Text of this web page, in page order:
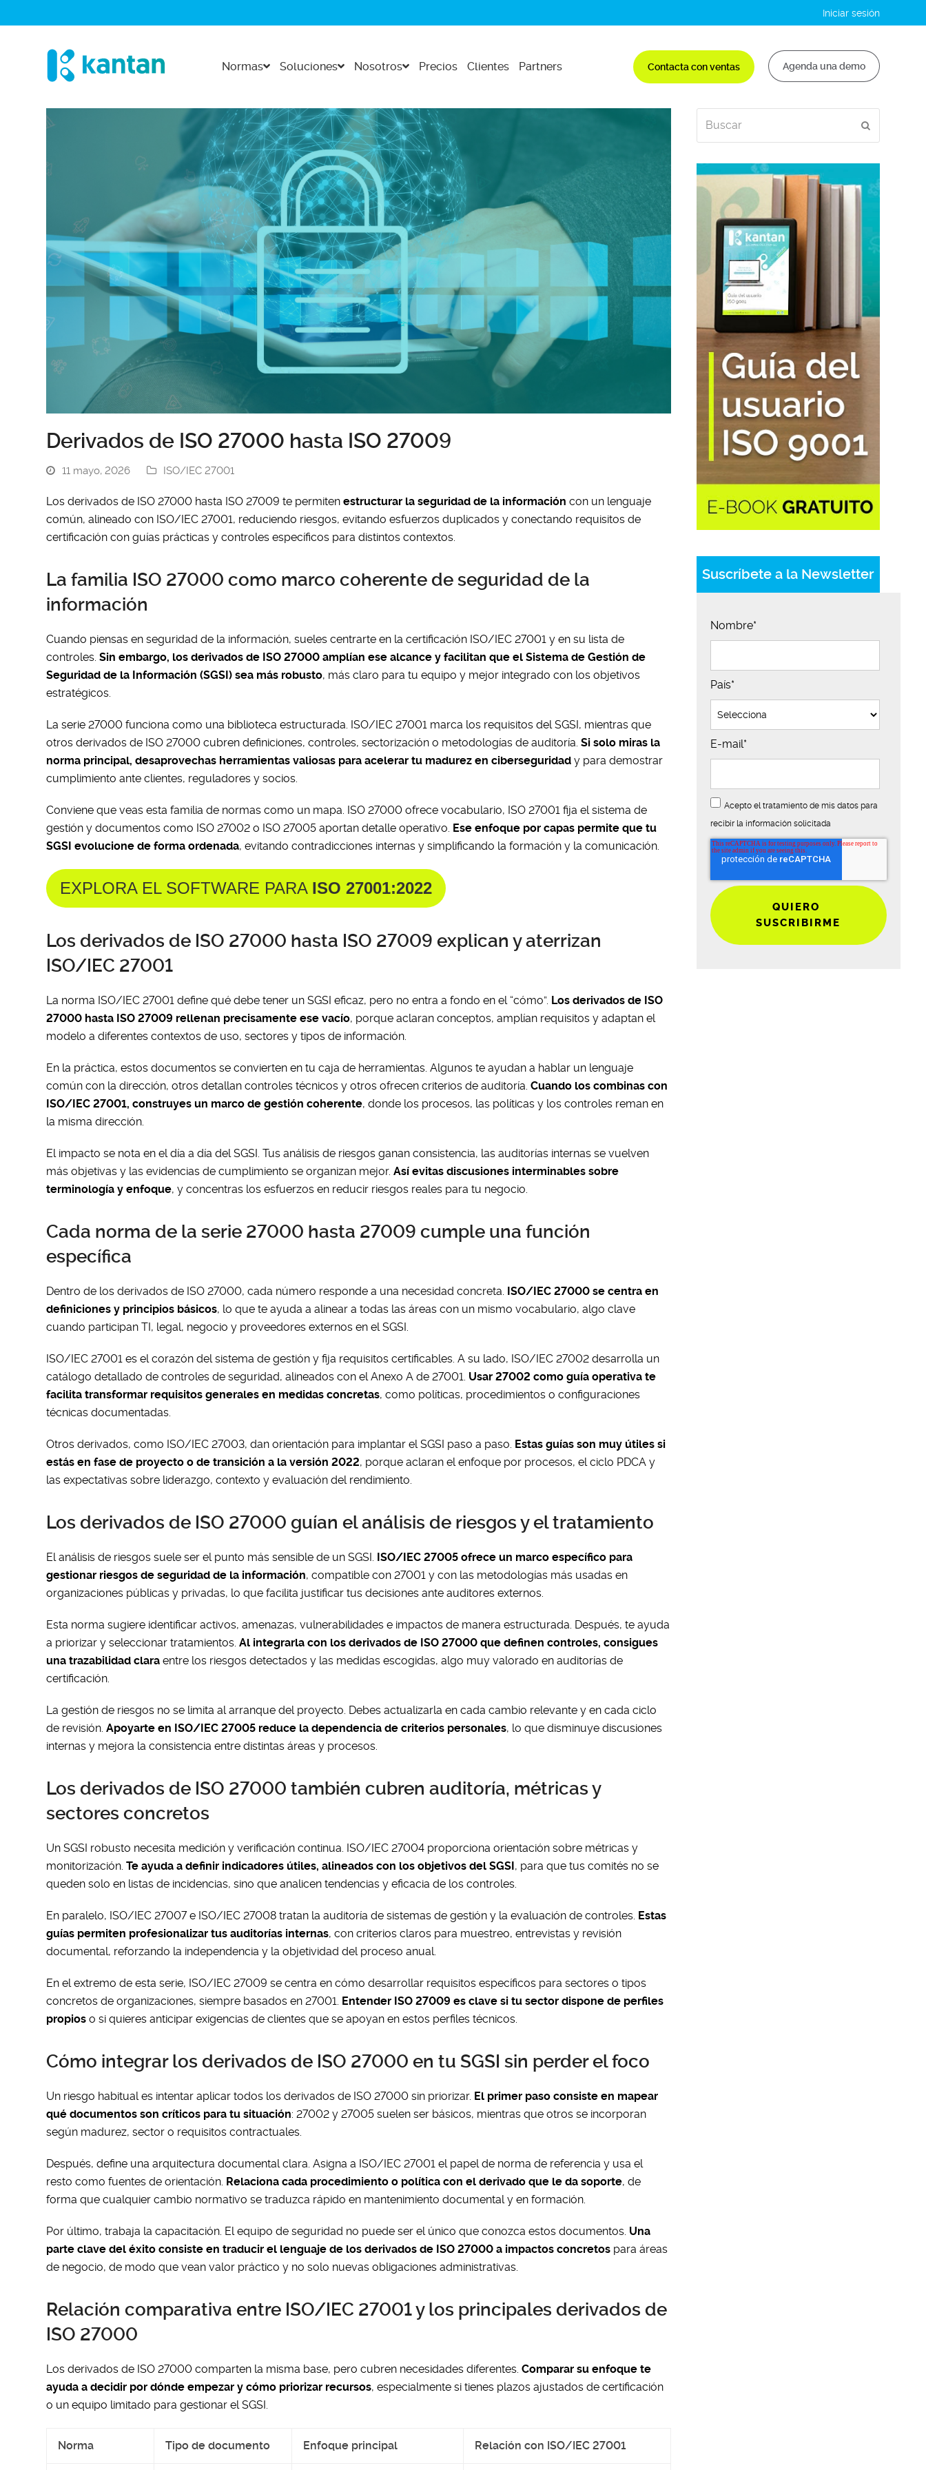
Iniciar sesión
Normas Soluciones Nosotros Precios Clientes Partners Contacta con ventas Agenda una demo
Derivados de ISO 27000 hasta ISO 27009
11 mayo, 2026 ISO/IEC 27001
Los derivados de ISO 27000 hasta ISO 27009 te permiten estructurar la seguridad de la información con un lenguaje
común, alineado con ISO/IEC 27001, reduciendo riesgos, evitando esfuerzos duplicados y conectando requisitos de
certificación con guías prácticas y controles específicos para distintos contextos.
La familia ISO 27000 como marco coherente de seguridad de la
información
Cuando piensas en seguridad de la información, sueles centrarte en la certificación ISO/IEC 27001 y en su lista de
controles.Sin embargo, los derivados de ISO 27000 amplían ese alcance y facilitan que el Sistema de Gestión de
Seguridad de la Información (SGSI) sea más robusto, más claro para tu equipo y mejor integrado con los objetivos
estratégicos.
La serie 27000 funciona como una biblioteca estructurada. ISO/IEC 27001 marca los requisitos del SGSI, mientras que
otros derivados de ISO 27000 cubren definiciones, controles, sectorización o metodologías de auditoría.Si solo miras la
norma principal, desaprovechas herramientas valiosas para acelerar tu madurez en ciberseguridad y para demostrar
cumplimiento ante clientes, reguladores y socios.
Conviene que veas esta familia de normas como un mapa. ISO 27000 ofrece vocabulario, ISO 27001 fija el sistema de
gestión y documentos como ISO 27002 o ISO 27005 aportan detalle operativo. Ese enfoque por capas permite que tu
SGSI evolucione de forma ordenada, evitando contradicciones internas y simplificando la formación y la comunicación.
EXPLORA EL SOFTWARE PARA ISO 27001:2022
Los derivados de ISO 27000 hasta ISO 27009 explican y aterrizan
ISO/IEC 27001
La norma ISO/IEC 27001 define qué debe tener un SGSI eficaz, pero no entra a fondo en el “cómo”. Los derivados de ISO
27000 hasta ISO 27009 rellenan precisamente ese vacío, porque aclaran conceptos, amplían requisitos y adaptan el
modelo a diferentes contextos de uso, sectores y tipos de información.
En la práctica, estos documentos se convierten en tu caja de herramientas. Algunos te ayudan a hablar un lenguaje
común con la dirección, otros detallan controles técnicos y otros ofrecen criterios de auditoría.Cuando los combinas con
ISO/IEC 27001, construyes un marco de gestión coherente, donde los procesos, las políticas y los controles reman en
la misma dirección.
El impacto se nota en el día a día del SGSI. Tus análisis de riesgos ganan consistencia, las auditorías internas se vuelven
más objetivas y las evidencias de cumplimiento se organizan mejor.Así evitas discusiones interminables sobre
terminología y enfoque, y concentras los esfuerzos en reducir riesgos reales para tu negocio.
Cada norma de la serie 27000 hasta 27009 cumple una función
específica
Dentro de los derivados de ISO 27000, cada número responde a una necesidad concreta. ISO/IEC 27000 se centra en
definiciones y principios básicos, lo que te ayuda a alinear a todas las áreas con un mismo vocabulario, algo clave
cuando participan TI, legal, negocio y proveedores externos en el SGSI.
ISO/IEC 27001 es el corazón del sistema de gestión y fija requisitos certificables. A su lado, ISO/IEC 27002 desarrolla un
catálogo detallado de controles de seguridad, alineados con el Anexo A de 27001. Usar 27002 como guía operativa te
facilita transformar requisitos generales en medidas concretas, como políticas, procedimientos o configuraciones
técnicas documentadas.
Otros derivados, como ISO/IEC 27003, dan orientación para implantar el SGSI paso a paso. Estas guías son muy útiles si
estás en fase de proyecto o de transición a la versión 2022, porque aclaran el enfoque por procesos, el ciclo PDCA y
las expectativas sobre liderazgo, contexto y evaluación del rendimiento.
Los derivados de ISO 27000 guían el análisis de riesgos y el tratamiento
El análisis de riesgos suele ser el punto más sensible de un SGSI. ISO/IEC 27005 ofrece un marco específico para
gestionar riesgos de seguridad de la información, compatible con 27001 y con las metodologías más usadas en
organizaciones públicas y privadas, lo que facilita justificar tus decisiones ante auditores externos.
Esta norma sugiere identificar activos, amenazas, vulnerabilidades e impactos de manera estructurada. Después, te ayuda
a priorizar y seleccionar tratamientos.Al integrarla con los derivados de ISO 27000 que definen controles, consigues
una trazabilidad clara entre los riesgos detectados y las medidas escogidas, algo muy valorado en auditorías de
certificación.
La gestión de riesgos no se limita al arranque del proyecto. Debes actualizarla en cada cambio relevante y en cada ciclo
de revisión.Apoyarte en ISO/IEC 27005 reduce la dependencia de criterios personales, lo que disminuye discusiones
internas y mejora la consistencia entre distintas áreas y procesos.
Los derivados de ISO 27000 también cubren auditoría, métricas y
sectores concretos
Un SGSI robusto necesita medición y verificación continua. ISO/IEC 27004 proporciona orientación sobre métricas y
monitorización.Te ayuda a definir indicadores útiles, alineados con los objetivos del SGSI, para que tus comités no se
queden solo en listas de incidencias, sino que analicen tendencias y eficacia de los controles.
En paralelo, ISO/IEC 27007 e ISO/IEC 27008 tratan la auditoría de sistemas de gestión y la evaluación de controles. Estas
guías permiten profesionalizar tus auditorías internas, con criterios claros para muestreo, entrevistas y revisión
documental, reforzando la independencia y la objetividad del proceso anual.
En el extremo de esta serie, ISO/IEC 27009 se centra en cómo desarrollar requisitos específicos para sectores o tipos
concretos de organizaciones, siempre basados en 27001. Entender ISO 27009 es clave si tu sector dispone de perfiles
propios o si quieres anticipar exigencias de clientes que se apoyan en estos perfiles técnicos.
Cómo integrar los derivados de ISO 27000 en tu SGSI sin perder el foco
Un riesgo habitual es intentar aplicar todos los derivados de ISO 27000 sin priorizar. El primer paso consiste en mapear
qué documentos son críticos para tu situación: 27002 y 27005 suelen ser básicos, mientras que otros se incorporan
según madurez, sector o requisitos contractuales.
Después, define una arquitectura documental clara. Asigna a ISO/IEC 27001 el papel de norma de referencia y usa el
resto como fuentes de orientación. Relaciona cada procedimiento o política con el derivado que le da soporte, de
forma que cualquier cambio normativo se traduzca rápido en mantenimiento documental y en formación.
Por último, trabaja la capacitación. El equipo de seguridad no puede ser el único que conozca estos documentos. Una
parte clave del éxito consiste en traducir el lenguaje de los derivados de ISO 27000 a impactos concretos para áreas
de negocio, de modo que vean valor práctico y no solo nuevas obligaciones administrativas.
Relación comparativa entre ISO/IEC 27001 y los principales derivados de
ISO 27000
Los derivados de ISO 27000 comparten la misma base, pero cubren necesidades diferentes.Comparar su enfoque te
ayuda a decidir por dónde empezar y cómo priorizar recursos, especialmente si tienes plazos ajustados de certificación
o un equipo limitado para gestionar el SGSI.
Norma Tipo de documento Enfoque principal Relación con ISO/IEC 27001
Suscríbete a la Newsletter
Nombre*
País*
E-mail*
Acepto el tratamiento de mis datos para
recibir la información solicitada